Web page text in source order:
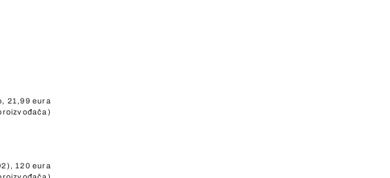
21,99 eura
120 eura